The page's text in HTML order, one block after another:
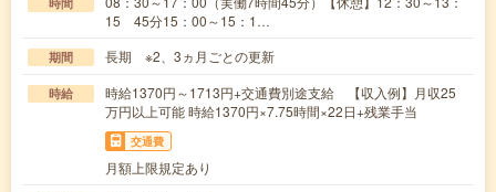
15 45分15：00～15：1…
期間 長期 ※2、3ヵ月ごとの更新
時給
時給1370円～1713円+交通費別途支給 【収入例】月収25
万円以上可能 時給1370円×7.75時間×22日+残業手当
交通費
月額上限規定あり